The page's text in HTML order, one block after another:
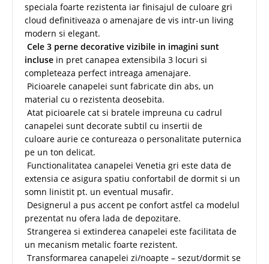
speciala foarte rezistenta iar finisajul de culoare gri
cloud definitiveaza o amenajare de vis intr-un living
modern si elegant.
Cele 3 perne decorative vizibile in imagini sunt
incluse in pret canapea extensibila 3 locuri si
completeaza perfect intreaga amenajare.
Picioarele canapelei sunt fabricate din abs, un
material cu o rezistenta deosebita.
Atat picioarele cat si bratele impreuna cu cadrul
canapelei sunt decorate subtil cu insertii de
culoare aurie ce contureaza o personalitate puternica
pe un ton delicat.
Functionalitatea canapelei Venetia gri este data de
extensia ce asigura spatiu confortabil de dormit si un
somn linistit pt. un eventual musafir.
Designerul a pus accent pe confort astfel ca modelul
prezentat nu ofera lada de depozitare.
Strangerea si extinderea canapelei este facilitata de
un mecanism metalic foarte rezistent.
Transformarea canapelei zi/noapte – sezut/dormit se